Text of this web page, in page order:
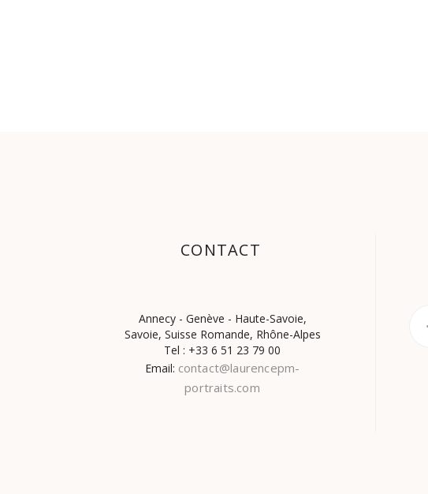
CONTACT
Annecy - Genève - Haute-Savoie,
Savoie, Suisse Romande, Rhône-Alpes
Tel : +33 6 51 23 79 00
Email: contact@laurencepm-
portraits.com